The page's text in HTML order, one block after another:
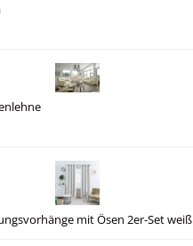
mit Ösen 2er-Set weiß